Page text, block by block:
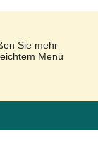
Sie mehr
Menü